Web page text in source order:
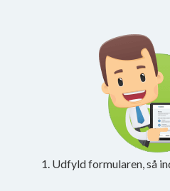
1. Udfyld formularen, så